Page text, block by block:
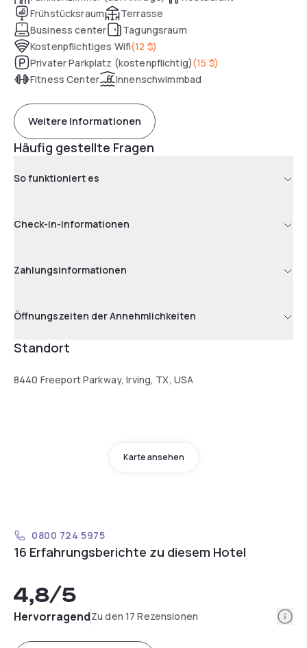
Frühstücksraum
Terrasse
Business center
Tagungsraum
Kostenpflichtiges Wifi(12 $)
Privater Parkplatz (kostenpflichtig)(15 $)
Fitness Center
Innenschwimmbad
Weitere Informationen
Häufig gestellte Fragen
So funktioniert es
Check-in-Informationen
Zahlungsinformationen
Öffnungszeiten der Annehmlichkeiten
Standort
8440 Freeport Parkway, Irving, TX, USA
Karte ansehen
0800 724 5975
16 Erfahrungsberichte zu diesem Hotel
4,8/5
HervorragendZu den 17 Rezensionen